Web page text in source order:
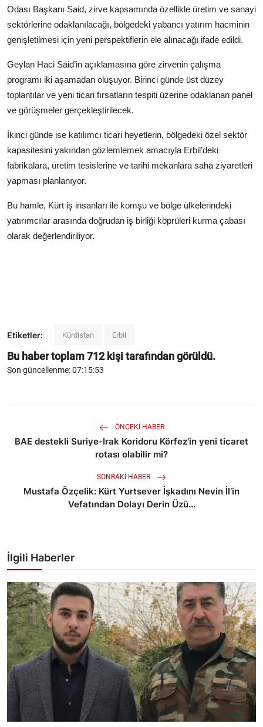
Odası Başkanı Said, zirve kapsamında özellikle üretim ve sanayi
sektörlerine odaklanılacağı, bölgedeki yabancı yatırım hacminin
genişletilmesi için yeni perspektiflerin ele alınacağı ifade edildi.
Geylan Haci Said’in açıklamasına göre zirvenin çalışma
programı iki aşamadan oluşuyor. Birinci günde üst düzey
toplantılar ve yeni ticari fırsatların tespiti üzerine odaklanan panel
ve görüşmeler gerçekleştirilecek.
İkinci günde ise katılımcı ticari heyetlerin, bölgedeki özel sektör
kapasitesini yakından gözlemlemek amacıyla Erbil’deki
fabrikalara, üretim tesislerine ve tarihi mekanlara saha ziyaretleri
yapması planlanıyor.
Bu hamle, Kürt iş insanları ile komşu ve bölge ülkelerindeki
yatırımcılar arasında doğrudan iş birliği köprüleri kurma çabası
olarak değerlendiriliyor.
Etiketler: Kürdistan Erbil
Bu haber toplam712kişi tarafından görüldü.
Son güncellenme: 07:15:53
ÖNCEKI HABER
BAE destekli Suriye-Irak Koridoru Körfez'in yeni ticaret
rotası olabilir mi?
SONRAKI HABER
Mustafa Özçelik: Kürt Yurtsever İşkadını Nevin İl’in
Vefatından Dolayı Derin Üzü...
İlgili Haberler